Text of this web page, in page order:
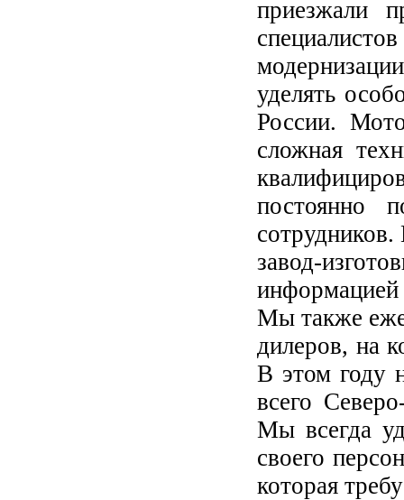
приезжали
уделять
России.
сложная
постоянно
завод-
информацией
Мы также
дилеров, на
В этом году
всего
Мы всегда
своего
которая